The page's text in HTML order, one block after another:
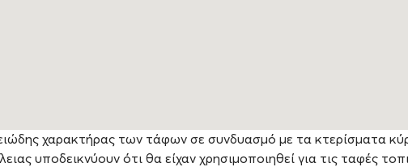
χαρακτήρας των τάφων σε συνδυασμό με τα κτερίσματα
υποδεικνύουν ότι θα είχαν χρησιμοποιηθεί για τις ταφές